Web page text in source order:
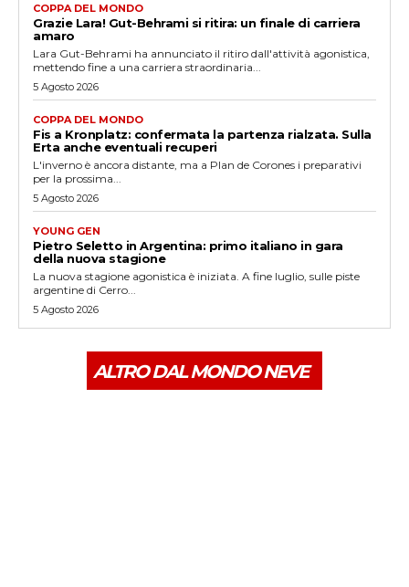
COPPA DEL MONDO
Grazie Lara! Gut-Behrami si ritira: un finale di carriera
amaro
Lara Gut-Behrami ha annunciato il ritiro dall'attività agonistica,
mettendo fine a una carriera straordinaria...
5 Agosto 2026
COPPA DEL MONDO
Fis a Kronplatz: confermata la partenza rialzata. Sulla
Erta anche eventuali recuperi
L'inverno è ancora distante, ma a Plan de Corones i preparativi
per la prossima...
5 Agosto 2026
YOUNG GEN
Pietro Seletto in Argentina: primo italiano in gara
della nuova stagione
La nuova stagione agonistica è iniziata. A fine luglio, sulle piste
argentine di Cerro...
5 Agosto 2026
ALTRO DAL MONDO NEVE